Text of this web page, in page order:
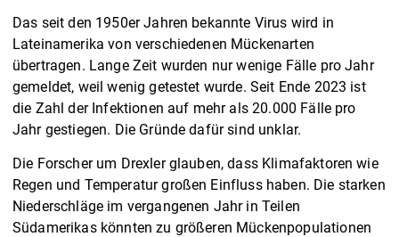
Das seit den 1950er Jahren bekannte Virus wird in
Lateinamerika von verschiedenen Mückenarten
übertragen. Lange Zeit wurden nur wenige Fälle pro Jahr
gemeldet, weil wenig getestet wurde. Seit Ende 2023 ist
die Zahl der Infektionen auf mehr als 20.000 Fälle pro
Jahr gestiegen. Die Gründe dafür sind unklar.
Die Forscher um Drexler glauben, dass Klimafaktoren wie
Regen und Temperatur großen Einfluss haben. Die starken
Niederschläge im vergangenen Jahr in Teilen
Südamerikas könnten zu größeren Mückenpopulationen